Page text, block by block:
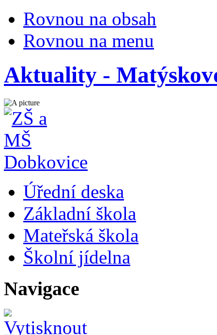
Rovnou na obsah
Rovnou na menu
Aktuality -
Úřední deska
Základní škola
Mateřská škola
Školní jídelna
Navigace